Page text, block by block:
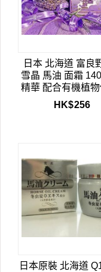
日本 北海道 富良
雪晶 馬油 面霜
精華 配合有機植
HK$256
日本原裝 北海道